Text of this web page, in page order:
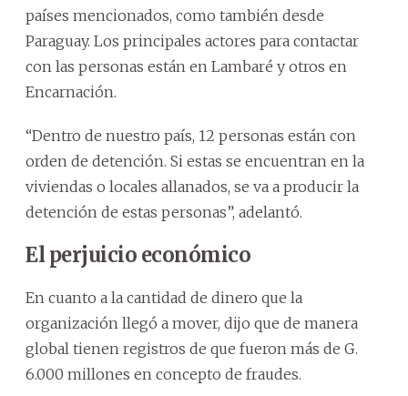
países mencionados, como también desde
Paraguay. Los principales actores para contactar
con las personas están en Lambaré y otros en
Encarnación.
“Dentro de nuestro país, 12 personas están con
orden de detención. Si estas se encuentran en la
viviendas o locales allanados, se va a producir la
detención de estas personas”, adelantó.
El perjuicio económico
En cuanto a la cantidad de dinero que la
organización llegó a mover, dijo que de manera
global tienen registros de que fueron más de G.
6.000 millones en concepto de fraudes.